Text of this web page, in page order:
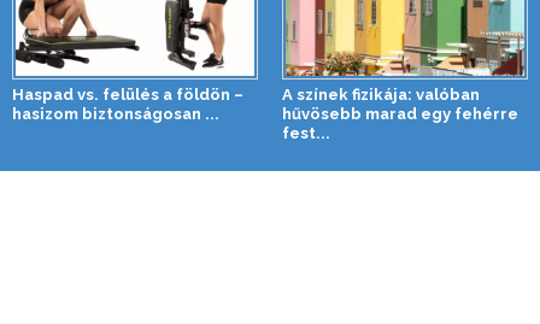
Haspad vs. felülés a földön –
hasizom biztonságosan ...
A színek fizikája: valóban
hűvösebb marad egy fehérre
fest...